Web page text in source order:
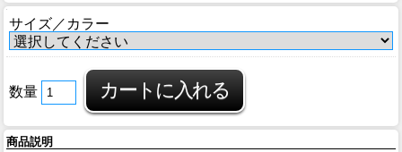
サイズ／カラー
数量
商品説明